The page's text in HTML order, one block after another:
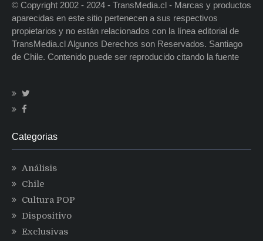
© Copyright 2002 - 2024 - TransMedia.cl - Marcas y productos
aparecidas en este sitio pertenecen a sus respectivos
propietarios y no están relacionados con la línea editorial de
TransMedia.cl Algunos Derechos son Reservados. Santiago
de Chile. Contenido puede ser reproducido citando la fuente
Categorias
Análisis
Chile
Cultura POP
Dispositivo
Exclusivas